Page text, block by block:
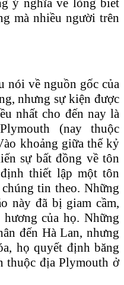
ý nghĩa về lòng biết
mà nhiều người trên
nói về nguồn gốc của
nhưng sự kiện được
nhất cho đến nay là
(nay thuộc
khoảng giữa thế kỷ
sự bất đồng về tôn
thiết lập một tôn
tin theo. Những
này đã bị giam cầm,
của họ. Những
đến Hà Lan, nhưng
họ quyết định băng
thuộc địa Plymouth ở